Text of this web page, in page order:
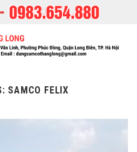
SAMCO FELIX